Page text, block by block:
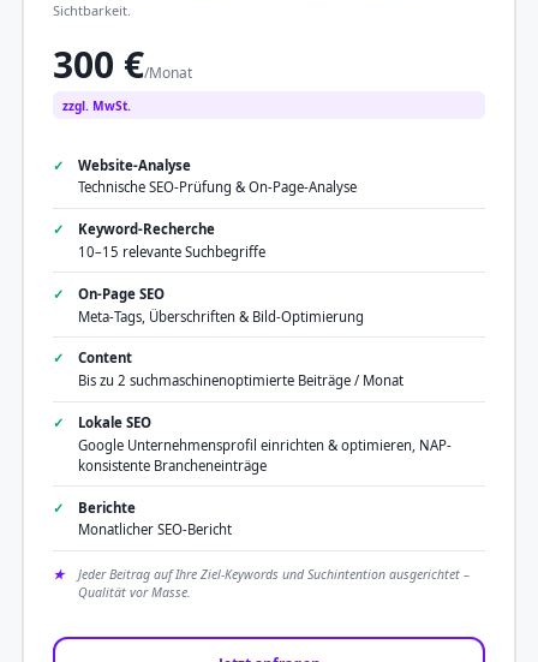
Sichtbarkeit.
300 €/Monat
zzgl. MwSt.
Website-Analyse
Technische SEO-Prüfung & On-Page-Analyse
Keyword-Recherche
10–15 relevante Suchbegriffe
On-Page SEO
Meta-Tags, Überschriften & Bild-Optimierung
Content
Bis zu 2 suchmaschinenoptimierte Beiträge / Monat
Lokale SEO
Google Unternehmensprofil einrichten & optimieren, NAP-
konsistente Brancheneinträge
Berichte
Monatlicher SEO-Bericht
Jeder Beitrag auf Ihre Ziel-Keywords und Suchintention ausgerichtet –
Qualität vor Masse.